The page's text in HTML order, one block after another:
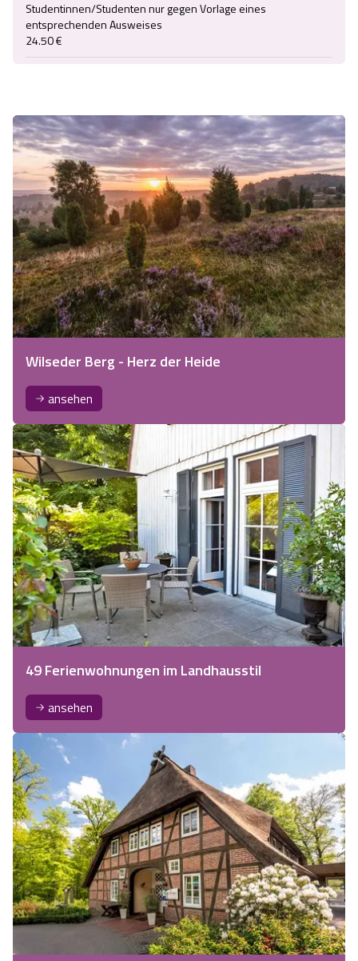
Studentinnen/Studenten nur gegen Vorlage eines
entsprechenden Ausweises
24.50 €
Wilseder Berg - Herz der Heide
ansehen
49 Ferienwohnungen im Landhausstil
ansehen